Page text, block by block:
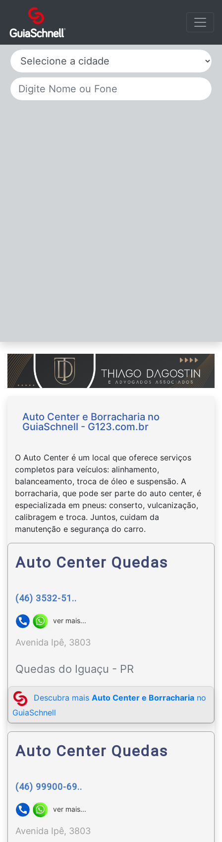
Selecione a cidade
Auto Center e Borracharia no
GuiaSchnell - G123.com.br
O Auto Center é um local que oferece serviços
completos para veículos: alinhamento,
balanceamento, troca de óleo e suspensão. A
borracharia, que pode ser parte do auto center, é
especializada em pneus: conserto, vulcanização,
calibragem e troca. Juntos, cuidam da
manutenção e segurança do carro.
Auto Center Quedas
(46) 3532-51..
ver mais...
Avenida Ipê, 3803
Quedas do Iguaçu - PR
Descubra mais Auto Center e Borracharia no
GuiaSchnell
Auto Center Quedas
(46) 99900-69..
ver mais...
Avenida Ipê, 3803